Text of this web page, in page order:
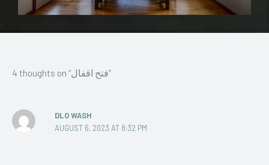
4 thoughts on “فتح اقفال”
DLO WASH
AUGUST 6, 2023 AT 8:32 PM